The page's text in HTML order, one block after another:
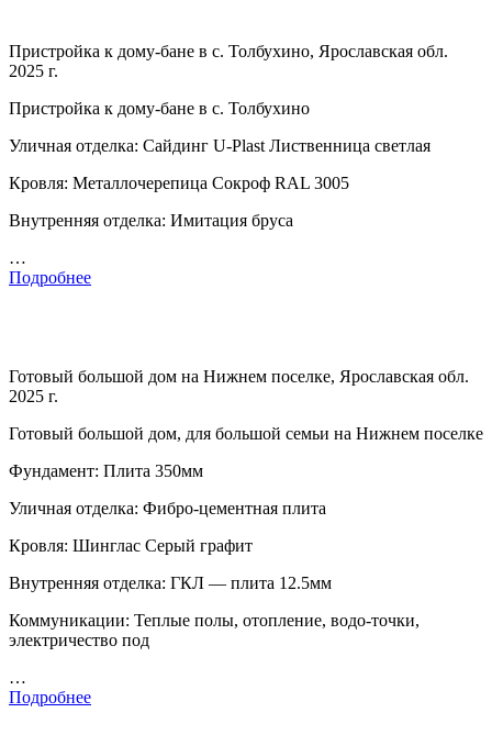
Пристройка к дому-бане в с. Толбухино, Ярославская обл.
2025 г.
Пристройка к дому-бане в с. Толбухино
Уличная отделка: Сайдинг U-Plast Лиственница светлая
Кровля: Металлочерепица Сокроф RAL 3005
Внутренняя отделка: Имитация бруса
…
Подробнее
Готовый большой дом на Нижнем поселке, Ярославская обл.
2025 г.
Готовый большой дом, для большой семьи на Нижнем поселке
Фундамент: Плита 350мм
Уличная отделка: Фибро-цементная плита
Кровля: Шинглас Серый графит
Внутренняя отделка: ГКЛ — плита 12.5мм
Коммуникации: Теплые полы, отопление, водо-точки,
электричество под
…
Подробнее